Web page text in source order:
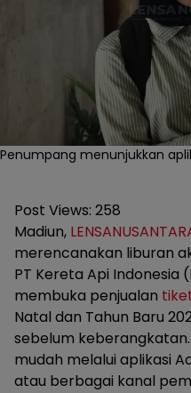
Penumpang menunjukkan
Post Views: 258
Madiun,
merencanakan liburan
PT Kereta Api Indonesia
membuka penjualan
Natal dan Tahun Baru
sebelum
mudah melalui aplikasi
atau berbagai kanal